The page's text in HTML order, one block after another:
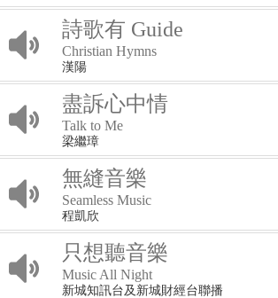
詩歌有 Guide
Christian Hymns
漢陽
盡訴心中情
Talk to Me
梁繼璋
無縫音樂
Seamless Music
程凱欣
只想聽音樂
Music All Night
新城知訊台及新城財經台聯播